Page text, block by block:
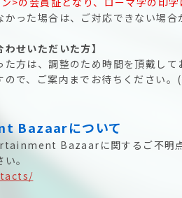
った場合は、ご対応できない場合
せいただいた方】
方は、調整のため時間を頂戴して
で、ご案内までお待ちください。
Bazaarについて
Bazaarに関するご不明
。